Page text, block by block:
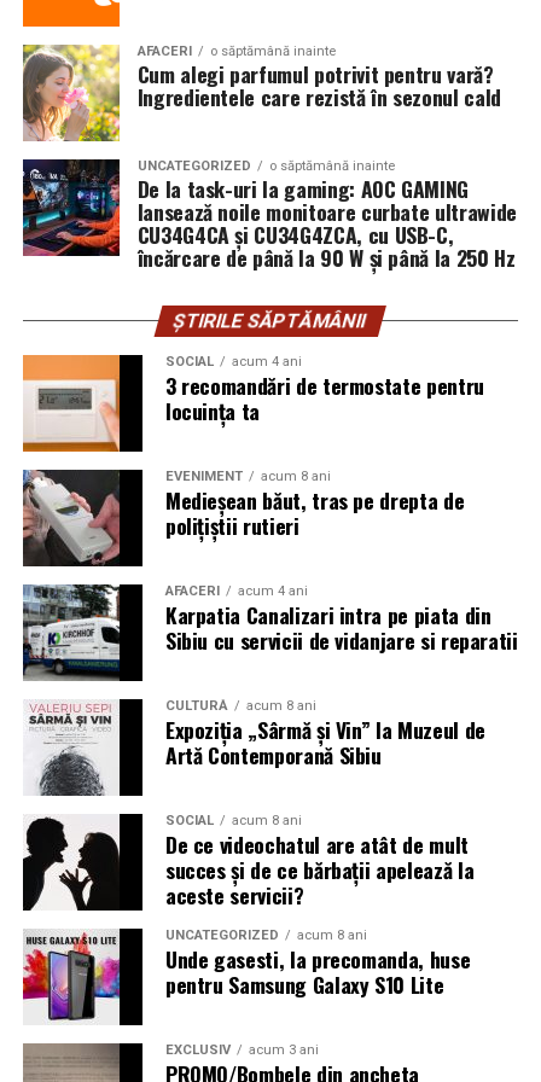
https://www.honor.com/ro/wearables/honor-watch-6/.
TAG a modernizat în acest an opt magazine din:
Târgoviște, Piatra Neamț, Bacău, Focșani, Târgu Jiu,
Craiova și București, unde au fost renovate unitățile de
lângă spitalele Floreasca și Obregia. Investițiile pentru
fiecare locație au fost cuprinse între 30.000 și 50.000 de
euro.
Lucrările au vizat reorganizarea spațiilor comerciale și
adaptarea expunerii la noua structură a portofoliului.
Modelul implementat de companie presupune existența
în magazine a unei selecții reprezentative din
principalele categorii de produse, completată de o gamă
extinsă disponibilă online.
O componentă a investițiilor vizează și consultanța
oferită de echipele de vânzări. În cazul uniformelor
medicale, recomandarea privind croiala, materialul și
mărimea contribuie la alegerea corectă a produsului și la
reducerea retururilor. Pentru încălțămintea
profesională și produsele compresive, consultanța
facilitează alegerea produselor în funcție de nevoile
fiecărui client.
Stocurile din magazine, integrate cu platforma
online
TAG continuă digitalizarea proceselor din magazine și
integrarea stocurilor fizice cu platforma online, astfel
încât clienții să poată verifica mai rapid disponibilitatea
produselor, să comande articole aflate în alte locații și să
identifice alternative disponibile.
Separat, comenzile plasate online pot fi ridicate gratuit
din magazinele fizice. Compania observă, de asemenea,
că o parte dintre clienți descoperă produsele online și
aleg ulterior să le probeze și să finalizeze achiziția într-
un magazin.
AFACERI o săptămână inainte
Cum alegi parfumul potrivit pentru vară?
Ingredientele care rezistă în sezonul cald
UNCATEGORIZED o săptămână inainte
De la task-uri la gaming: AOC GAMING
lansează noile monitoare curbate ultrawide
CU34G4CA și CU34G4ZCA, cu USB-C,
încărcare de până la 90 W și până la 250 Hz
ȘTIRILE SĂPTĂMÂNII
SOCIAL acum 4 ani
3 recomandări de termostate pentru
locuința ta
EVENIMENT acum 8 ani
Medieșean băut, tras pe drepta de
polițiștii rutieri
AFACERI acum 4 ani
Karpatia Canalizari intra pe piata din
Sibiu cu servicii de vidanjare si reparatii
CULTURĂ acum 8 ani
Expoziția „Sârmă și Vin” la Muzeul de
Artă Contemporană Sibiu
SOCIAL acum 8 ani
De ce videochatul are atât de mult
succes și de ce bărbații apelează la
aceste servicii?
UNCATEGORIZED acum 8 ani
Unde gasesti, la precomanda, huse
pentru Samsung Galaxy S10 Lite
EXCLUSIV acum 3 ani
PROMO/Bombele din ancheta